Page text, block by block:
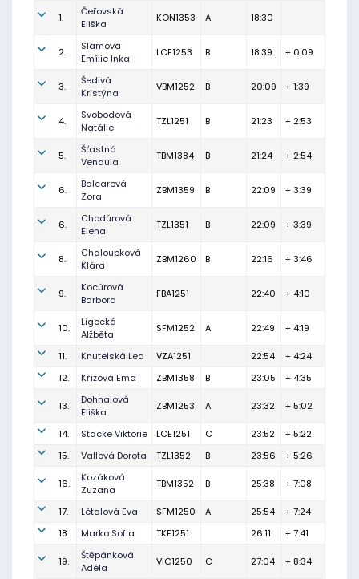
1.
Čeřovská
Eliška
KON1353 A 18:30
2.
Slámová
Emílie Inka
LCE1253 B 18:39 + 0:09
3.
Šedivá
Kristýna
VBM1252 B 20:09 + 1:39
4.
Svobodová
Natálie
TZL1251 B 21:23 + 2:53
5.
Šťastná
Vendula
TBM1384 B 21:24 + 2:54
6.
Balcarová
Zora
ZBM1359 B 22:09 + 3:39
6.
Chodúrová
Elena
TZL1351 B 22:09 + 3:39
8.
Chaloupková
Klára
ZBM1260 B 22:16 + 3:46
9.
Kocúrová
Barbora
FBA1251 22:40 + 4:10
10.
Ligocká
Alžběta
SFM1252 A 22:49 + 4:19
11. Knutelská Lea VZA1251 22:54
+ 4:24
12.
Křížová Ema ZBM1358 B 23:05 + 4:35
13.
Dohnalová
Eliška
ZBM1253 A 23:32 + 5:02
14. Stacke Viktorie LCE1251 C 23:52
+ 5:22
15.
Vallová Dorota TZL1352 B 23:56 + 5:26
16.
Kozáková
Zuzana
TBM1352 B 25:38 + 7:08
17. Létalová Eva SFM1250 A 25:54
+ 7:24
18.
Marko Sofia TKE1251 26:11 + 7:41
19.
Štěpánková
Adéla
VIC1250 C 27:04 + 8:34